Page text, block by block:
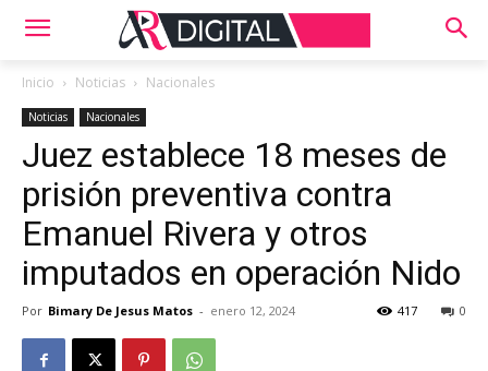
Inicio Noticias Nacionales
Noticias Nacionales
Juez establece 18 meses de
prisión preventiva contra
Emanuel Rivera y otros
imputados en operación Nido
Por Bimary De Jesus Matos - enero 12, 2024 0
417